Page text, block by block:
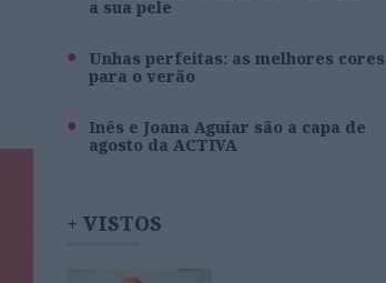
a sua pele
Unhas perfeitas: as melhores cores
para o verão
Inês e Joana Aguiar são a capa de
agosto da ACTIVA
+ VISTOS